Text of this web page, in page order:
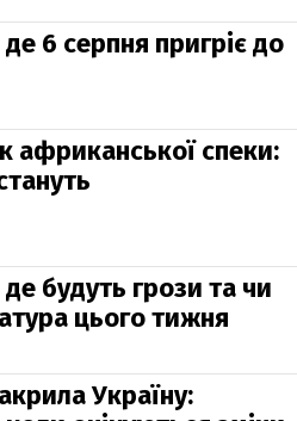
де 6 серпня пригріє до
африканської спеки:
будуть грози та чи
цього тижня
Україну: